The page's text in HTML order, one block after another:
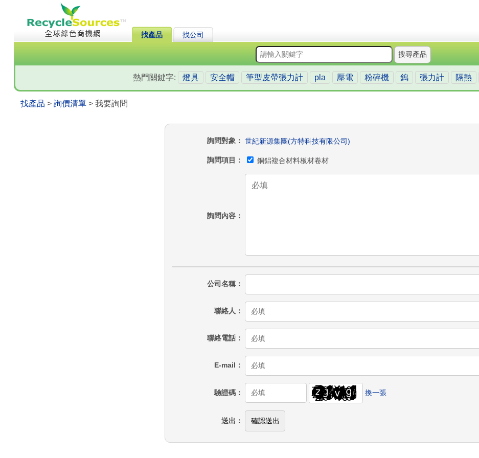
找產品 找公司
搜尋產品
熱門關鍵字: 燈具 安全帽 筆型皮帶張力計 pla 壓電 粉碎機 鎢 張力計 隔熱
找產品 > 詢價清單> 我要詢問
詢問對象 世紀新源集團(方特科技有限公司)
詢問項目 銅鋁複合材料板材卷材
詢問內容
公司名稱
聯絡人
聯絡電話
E-mail
驗證碼 換一張
送出 確認送出